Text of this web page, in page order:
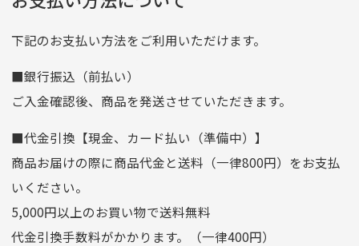
[…]
支店名
和歌山支店
口座種別
普通
口座番号
0255557
口座名義
株式会社一条
ゆうちょ銀行
ゆうちょ間
記号
14710
下記のお支払い方法をご利用いただけます。
■銀行振込（前払い）
ご入金確認後、商品を発送させていただきます。
■代金引換【現金、カード払い（準備中）】
商品お届けの際に商品代金と送料（一律800円）をお支払
いください。
5,000円以上のお買い物で送料無料
代金引換手数料がかかります。（一律400円）